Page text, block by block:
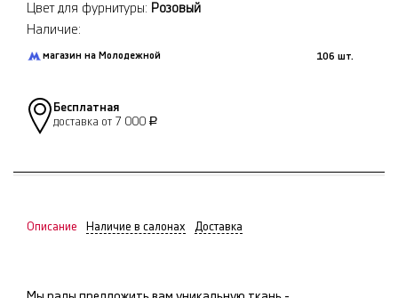
Цвет для фурнитуры: Розовый
Наличие:
магазин на Молодежной 106 шт.
Бесплатная
доставка от 7 000 Р
Описание Наличие в салонах Доставка